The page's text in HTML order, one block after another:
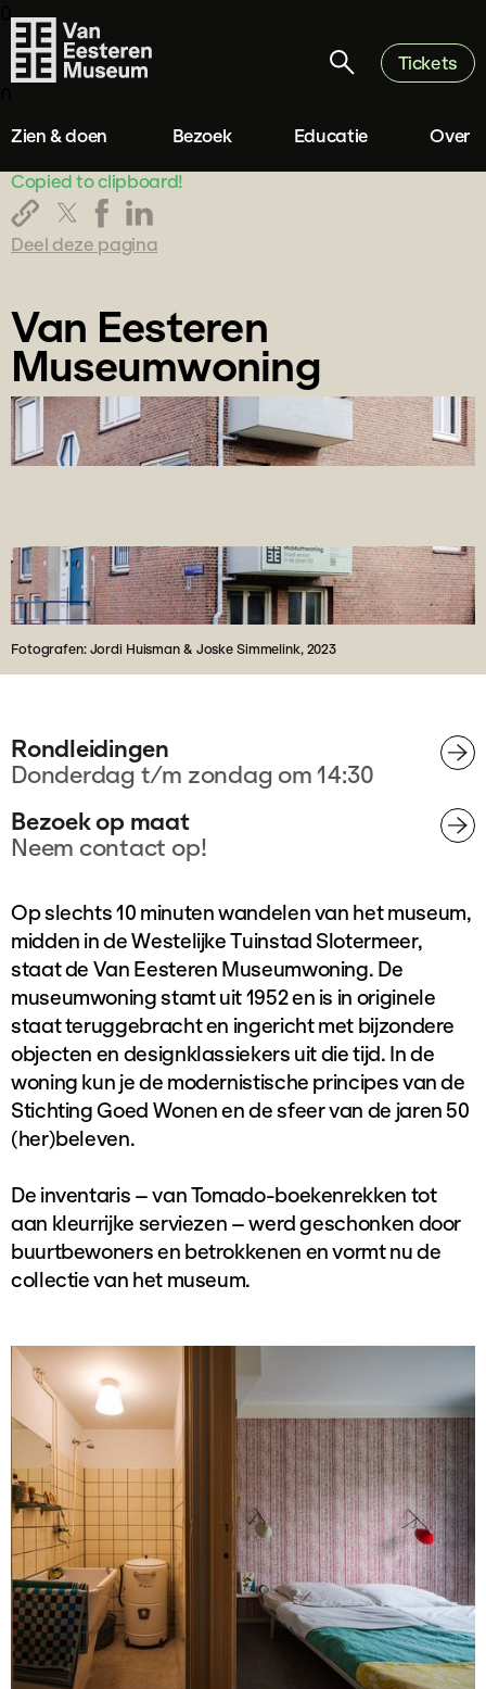
0
Tickets
Zien & doen Bezoek Educatie Over
Deel deze pagina
Copied to clipboard!
Van Eesteren
Museumwoning
Fotografen: Jordi Huisman & Joske Simmelink, 2023
Rondleidingen
Donderdag t/m zondag om 14:30
Bezoek op maat
Neem contact op!
Op slechts 10 minuten wandelen van het museum,
midden in de Westelijke Tuinstad Slotermeer,
staat de Van Eesteren Museumwoning. De
museumwoning stamt uit 1952 en is in originele
staat teruggebracht en ingericht met bijzondere
objecten en designklassiekers uit die tijd. In de
woning kun je de modernistische principes van de
Stichting Goed Wonen en de sfeer van de jaren 50
(her)beleven.
De inventaris – van Tomado-boekenrekken tot
aan kleurrijke serviezen – werd geschonken door
buurtbewoners en betrokkenen en vormt nu de
collectie van het museum.